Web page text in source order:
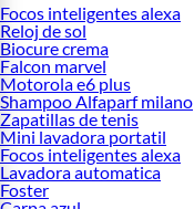
Focos inteligentes alexa
Reloj de sol
Biocure crema
Falcon marvel
Motorola e6 plus
Shampoo Alfaparf milano
Zapatillas de tenis
Mini lavadora portatil
Focos inteligentes alexa
Lavadora automatica
Foster